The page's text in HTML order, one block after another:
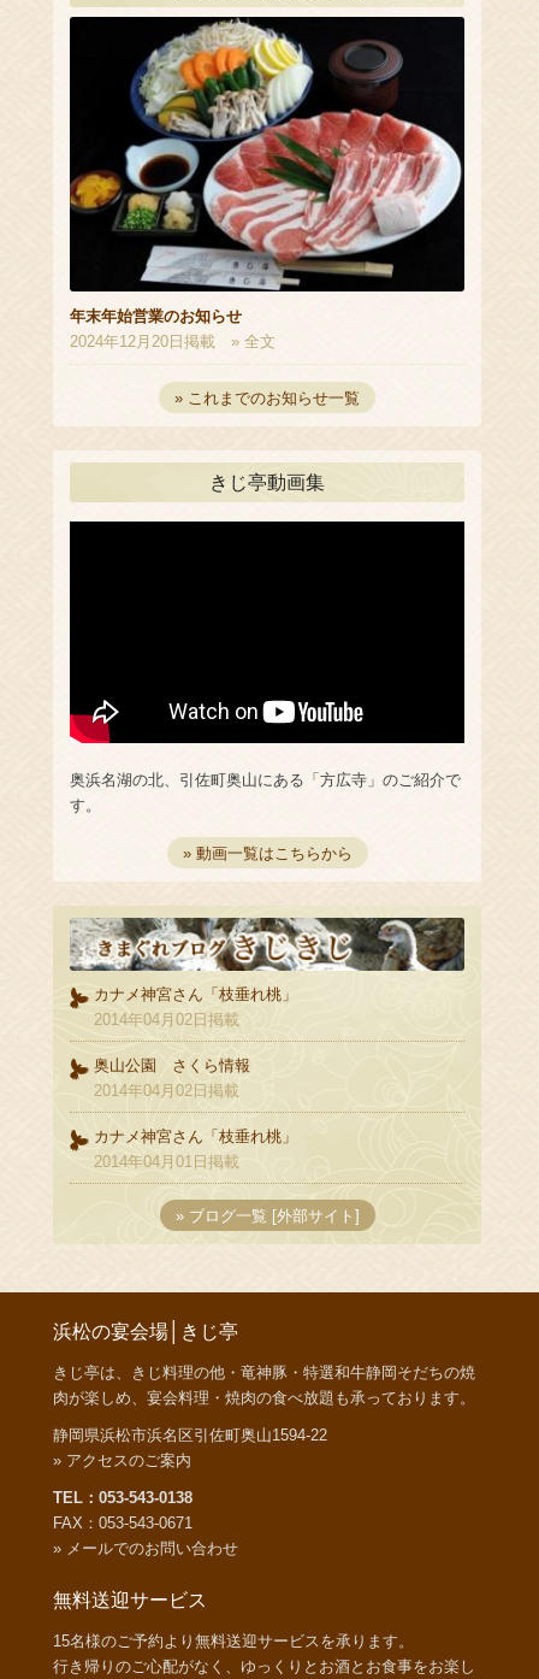
年末年始営業のお知らせ
2024年12月20日掲載
» 全文
» これまでのお知らせ一覧
きじ亭動画集
奥浜名湖の北、引佐町奥山にある「方広寺」のご紹介で
す。
» 動画一覧はこちらから
カナメ神宮さん「枝垂れ桃」
2014年04月02日掲載
奥山公園 さくら情報
2014年04月02日掲載
カナメ神宮さん「枝垂れ桃」
2014年04月01日掲載
» ブログ一覧 [外部サイト]
浜松の宴会場│きじ亭
きじ亭は、きじ料理の他・竜神豚・特選和牛静岡そだちの焼
肉が楽しめ、宴会料理・焼肉の食べ放題も承っております。
静岡県浜松市浜名区引佐町奥山1594-22
» アクセスのご案内
TEL：053-543-0138
FAX：053-543-0671
» メールでのお問い合わせ
無料送迎サービス
15名様のご予約より無料送迎サービスを承ります。
行き帰りのご心配がなく、ゆっくりとお酒とお食事をお楽し